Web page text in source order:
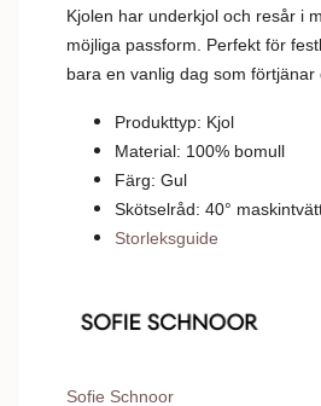
Kjolen har underkjol och resår i
möjliga passform. Perfekt för
bara en vanlig dag som förtjänar
Produkttyp: Kjol
Material: 100% bomull
Färg: Gul
Skötselråd: 40° m
Storleksguide
Sofie Schnoor